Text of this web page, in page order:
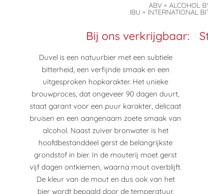
ABV = ALCOHOL
IBU = INTERNATIONAL
Bij ons verkrijgbaar:
Duvel is een natuurbier met een subtiele
bitterheid, een verfijnde smaak en een
uitgesproken hopkarakter. Het unieke
brouwproces, dat ongeveer 90 dagen duurt,
staat garant voor een puur karakter, delicaat
bruisen en een aangenaam zoete smaak van
alcohol. Naast zuiver bronwater is het
hoofdbestanddeel gerst de belangrijkste
grondstof in bier. In de mouterij moet gerst
vijf dagen ontkiemen, waarna mout overblijft.
De kleur van de mout en dus ook van het
bier wordt bepaald door de temperatuur.
kwaliteit. Duvel fermenteert voor het eerst in
tanks bij 20 tot 26°C. De brouwer gebruikt
hiervoor zijn eigen cultuur. De originele
giststam, die Victor Moortgat zelf selecteerde
in de jaren 1920, is afkomstig uit Schotland.
Na rijping in opslagtanks waarin het bier
wordt afgekoeld tot -2°C, is de drank klaar
om gebotteld te worden. Dankzij de
toevoeging van extra suikers en gist, gist het
bier weer op fles. Dit gebeurt in warme
kelders (24°C) en duurt twee weken. Daarna
gaat het bier naar koude kelders, waar het